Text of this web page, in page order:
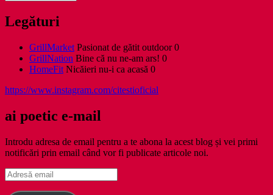
Legături
GrillMarket Pasionat de gătit outdoor 0
GrillNation Bine că nu ne-am ars! 0
HomeFit Nicăieri nu-i ca acasă 0
https://www.instagram.com/citestioficial
ai poetic e-mail
Introdu adresa de email pentru a te abona la acest blog și vei primi
notificări prin email când vor fi publicate articole noi.
Adresă
email